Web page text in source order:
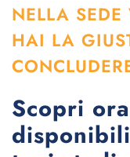
NELLA
HAI LA
Scopri